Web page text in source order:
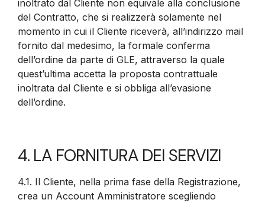
inoltrato dal Cliente non equivale alla conclusione
del Contratto, che si realizzerà solamente nel
momento in cui il Cliente riceverà, all’indirizzo mail
fornito dal medesimo, la formale conferma
dell’ordine da parte di GLE, attraverso la quale
quest’ultima accetta la proposta contrattuale
inoltrata dal Cliente e si obbliga all’evasione
dell’ordine.
4. LA FORNITURA DEI SERVIZI
4.1. Il Cliente, nella prima fase della Registrazione,
crea un Account Amministratore scegliendo